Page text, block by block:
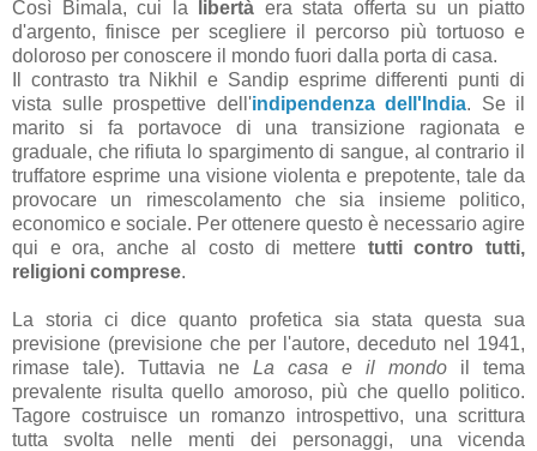
Così Bimala, cui la libertà era stata offerta su un piatto
d'argento, finisce per scegliere il percorso più tortuoso e
doloroso per conoscere il mondo fuori dalla porta di casa.
Il contrasto tra Nikhil e Sandip esprime differenti punti di
vista sulle prospettive dell'indipendenza dell'India. Se il
marito si fa portavoce di una transizione ragionata e
graduale, che rifiuta lo spargimento di sangue, al contrario il
truffatore esprime una visione violenta e prepotente, tale da
provocare un rimescolamento che sia insieme politico,
economico e sociale. Per ottenere questo è necessario agire
qui e ora, anche al costo di mettere tutti contro tutti,
religioni comprese.
La storia ci dice quanto profetica sia stata questa sua
previsione (previsione che per l'autore, deceduto nel 1941,
rimase tale). Tuttavia ne La casa e il mondo il tema
prevalente risulta quello amoroso, più che quello politico.
Tagore costruisce un romanzo introspettivo, una scrittura
tutta svolta nelle menti dei personaggi, una vicenda